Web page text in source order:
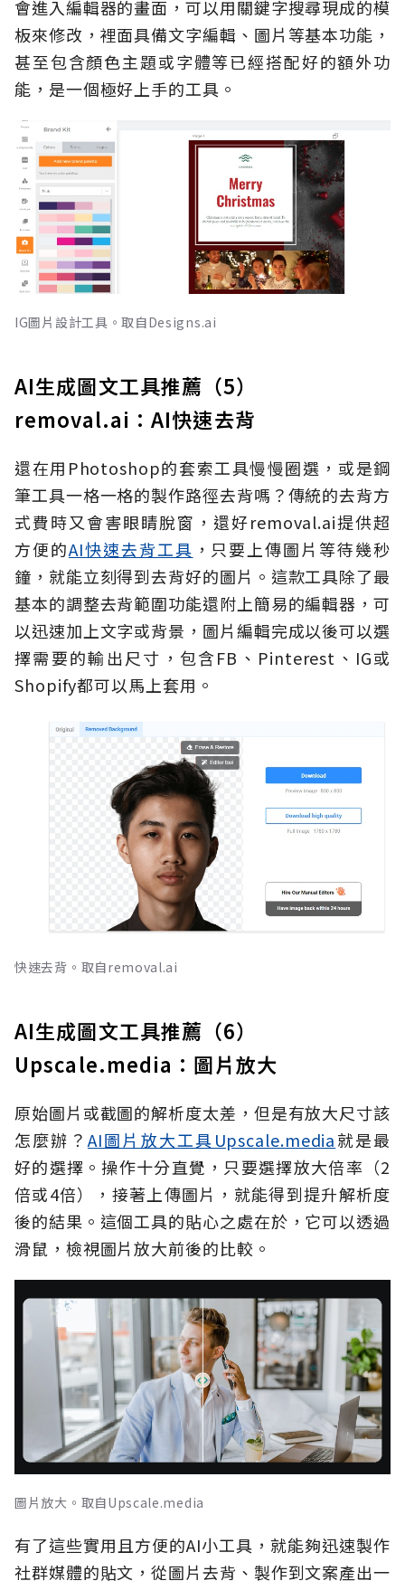
會進入編輯器的畫面，可以用關鍵字搜尋現成的模
板來修改，裡面具備文字編輯、圖片等基本功能，
甚至包含顏色主題或字體等已經搭配好的額外功
能，是一個極好上手的工具。
IG圖片設計工具。取自Designs.ai
AI生成圖文工具推薦（5）
removal.ai：AI快速去背
還在用Photoshop的套索工具慢慢圈選，或是鋼
筆工具一格一格的製作路徑去背嗎？傳統的去背方
式費時又會害眼睛脫窗，還好removal.ai提供超
方便的AI快速去背工具 ，只要上傳圖片等待幾秒
鐘，就能立刻得到去背好的圖片。這款工具除了最
基本的調整去背範圍功能還附上簡易的編輯器，可
以迅速加上文字或背景，圖片編輯完成以後可以選
擇需要的輸出尺寸，包含FB、Pinterest、IG或
Shopify都可以馬上套用。
快速去背。取自removal.ai
AI生成圖文工具推薦（6）
Upscale.media：圖片放大
原始圖片或截圖的解析度太差，但是有放大尺寸該
怎麼辦？ AI圖片放大工具Upscale.media就是最
好的選擇。操作十分直覺，只要選擇放大倍率（2
倍或4倍），接著上傳圖片，就能得到提升解析度
後的結果。這個工具的貼心之處在於，它可以透過
滑鼠，檢視圖片放大前後的比較。
圖片放大。取自Upscale.media
有了這些實用且方便的AI小工具，就能夠迅速製作
社群媒體的貼文，從圖片去背、製作到文案產出一